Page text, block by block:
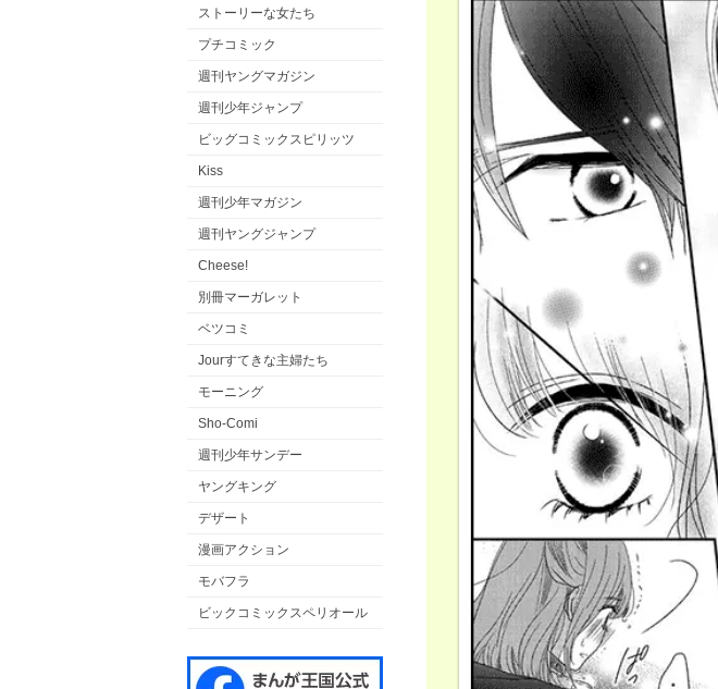
ストーリーな女たち
プチコミック
週刊ヤングマガジン
週刊少年ジャンプ
ビッグコミックスピリッツ
Kiss
週刊少年マガジン
週刊ヤングジャンプ
Cheese!
別冊マーガレット
ベツコミ
Jourすてきな主婦たち
モーニング
Sho-Comi
週刊少年サンデー
ヤングキング
デザート
漫画アクション
モバフラ
ビックコミックスペリオール